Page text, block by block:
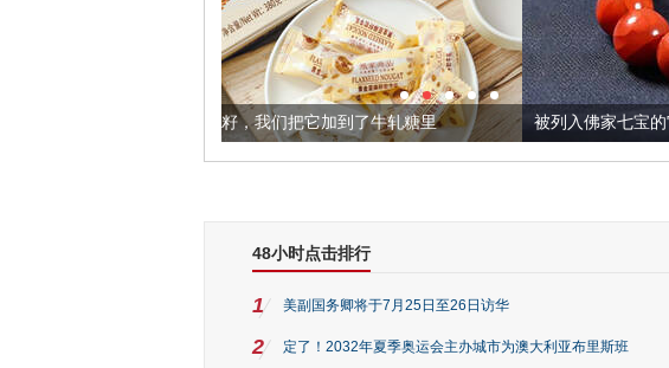
康的黄金亚麻籽，我们把它加到了牛轧糖里 被列入佛家七宝的它到底有多美？
48小时点击排行
1 美副国务卿将于7月25日至26日访华
2 定了！2032年夏季奥运会主办城市为澳大利亚布里斯班